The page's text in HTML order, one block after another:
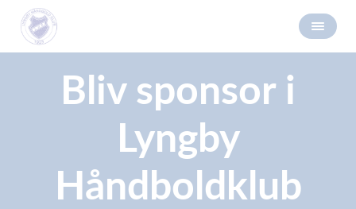
Bliv sponsor i
Lyngby
Håndboldklub